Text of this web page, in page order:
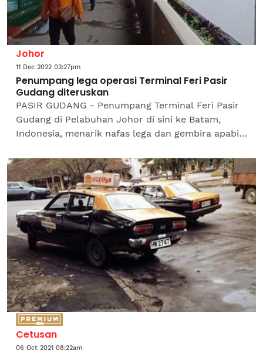
Johor
11 Dec 2022 03:27pm
Penumpang lega operasi Terminal Feri Pasir
Gudang diteruskan
PASIR GUDANG - Penumpang Terminal Feri Pasir
Gudang di Pelabuhan Johor di sini ke Batam,
Indonesia, menarik nafas lega dan gembira apabila
Jamal, 51, yang...
Cetusan
06 Oct 2021 08:22am